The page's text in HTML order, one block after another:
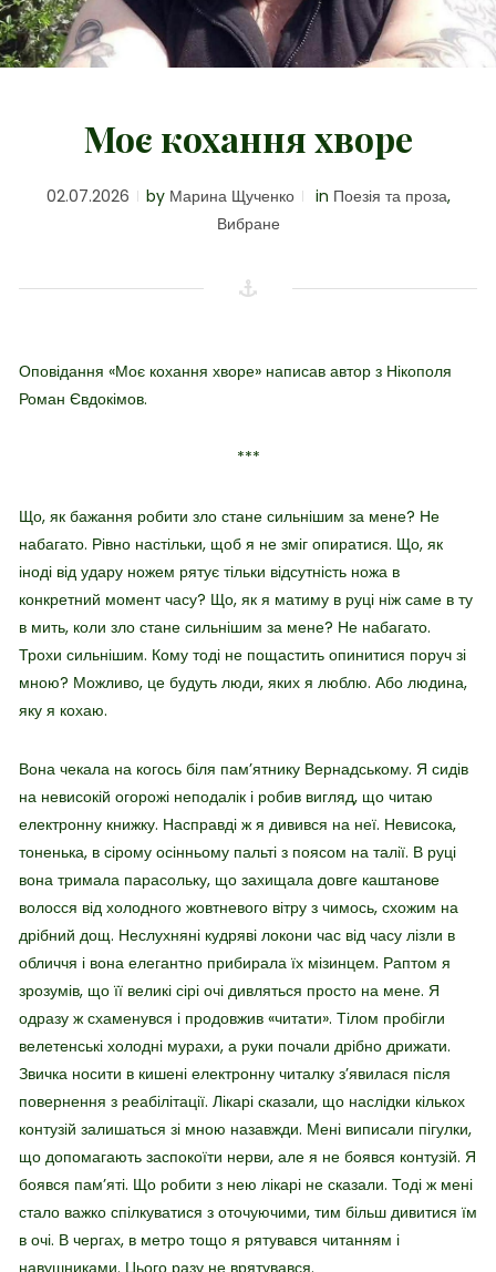
Моє кохання хворе
02.07.2026 by Марина Щученко in Поезія та проза,
Вибране
Оповідання «Моє кохання хворе» написав автор з Нікополя
Роман Євдокімов.
***
Що, як бажання робити зло стане сильнішим за мене? Не
набагато. Рівно настільки, щоб я не зміг опиратися. Що, як
іноді від удару ножем рятує тільки відсутність ножа в
конкретний момент часу? Що, як я матиму в руці ніж саме в ту
в мить, коли зло стане сильнішим за мене? Не набагато.
Трохи сильнішим. Кому тоді не пощастить опинитися поруч зі
мною? Можливо, це будуть люди, яких я люблю. Або людина,
яку я кохаю.
Вона чекала на когось біля пам’ятнику Вернадському. Я сидів
на невисокій огорожі неподалік і робив вигляд, що читаю
електронну книжку. Насправді ж я дивився на неї. Невисока,
тоненька, в сірому осінньому пальті з поясом на талії. В руці
вона тримала парасольку, що захищала довге каштанове
волосся від холодного жовтневого вітру з чимось, схожим на
дрібний дощ. Неслухняні кудряві локони час від часу лізли в
обличчя і вона елегантно прибирала їх мізинцем. Раптом я
зрозумів, що її великі сірі очі дивляться просто на мене. Я
одразу ж схаменувся і продовжив «читати». Тілом пробігли
велетенські холодні мурахи, а руки почали дрібно дрижати.
Звичка носити в кишені електронну читалку з’явилася після
повернення з реабілітації. Лікарі сказали, що наслідки кількох
контузій залишаться зі мною назавжди. Мені виписали пігулки,
що допомагають заспокоїти нерви, але я не боявся контузій. Я
боявся пам’яті. Що робити з нею лікарі не сказали. Тоді ж мені
стало важко спілкуватися з оточуючими, тим більш дивитися їм
в очі. В чергах, в метро тощо я рятувався читанням і
навушниками. Цього разу не врятувався.